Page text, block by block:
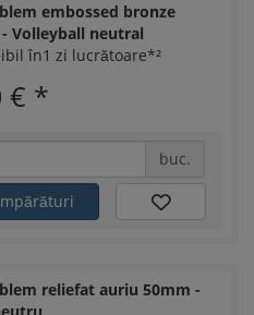
embossed bronze
Volleyball neutral
în1 zi lucrătoare*²
€ *
buc.
reliefat auriu 50mm -